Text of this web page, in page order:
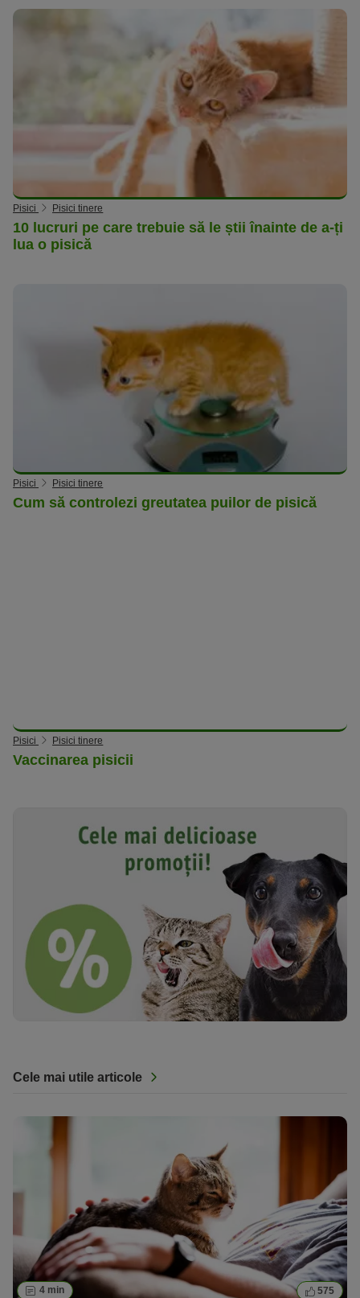
Pisici Pisici tinere
10 lucruri pe care trebuie să le știi înainte de a-ți
lua o pisică
Pisici Pisici tinere
Cum să controlezi greutatea puilor de pisică
Pisici Pisici tinere
Vaccinarea pisicii
Cele mai utile articole
4 min 575